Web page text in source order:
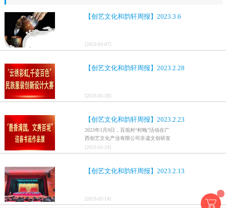
【创艺文化和韵轩周报】2023.3.6
[2023-03-07]
【创艺文化和韵轩周报】2023.2.28
[2023-02-28]
【创艺文化和韵轩周报】2023.2.23
2023年1月9日，百坭村“村晚”活动在广
西创艺文化产业有限公司非遗文创研发
基地、百色市乐业县百坭壮族织布技艺
传承创意基地正式开启，活动紧扣“启航
村特色设计舞美，突出乡村文艺新体
[2023-02-24]
【创艺文化和韵轩周报】2023.2.13
[2023-02-14]